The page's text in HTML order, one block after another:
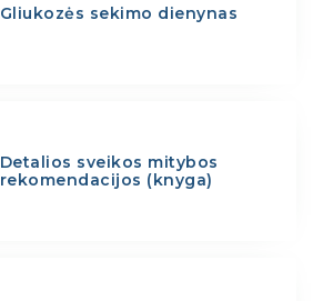
Gliukozės sekimo dienynas
Detalios sveikos mitybos
rekomendacijos (knyga)